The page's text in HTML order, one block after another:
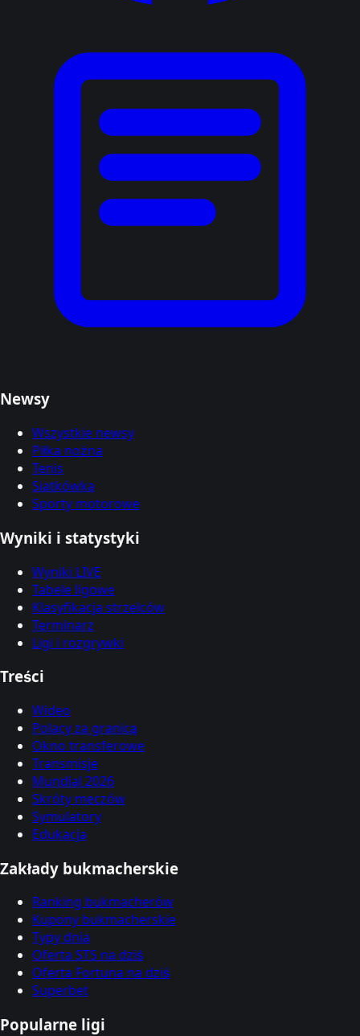
Newsy
Wszystkie newsy
Piłka nożna
Tenis
Siatkówka
Sporty motorowe
Wyniki i statystyki
Wyniki LIVE
Tabele ligowe
Klasyfikacja strzelców
Terminarz
Ligi i rozgrywki
Treści
Wideo
Polacy za granicą
Okno transferowe
Transmisje
Mundial 2026
Skróty meczów
Symulatory
Edukacja
Zakłady bukmacherskie
Ranking bukmacherów
Kupony bukmacherskie
Typy dnia
Oferta STS na dziś
Oferta Fortuna na dziś
Superbet
Popularne ligi